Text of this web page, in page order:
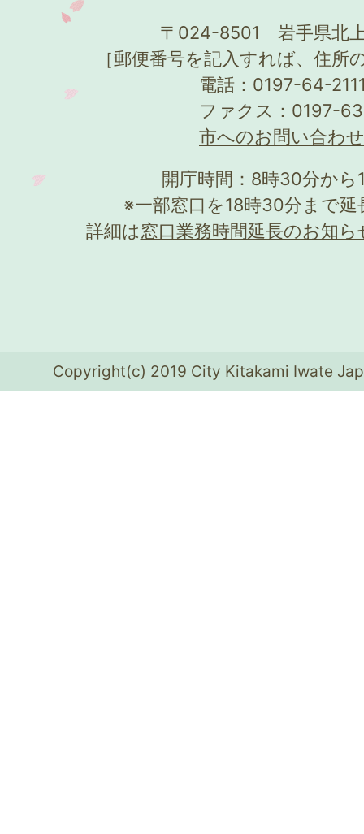
〒024-8501 岩手県北
［郵便番号を記入すれば、住所
電話：0197-64-
ファクス：0197-
市へのお問い合わ
開庁時間：8時30分か
※一部窓口を18時30分まで
詳細は窓口業務時間延長のお知ら
Copyright(c) 2019 City Kitakami Iwate